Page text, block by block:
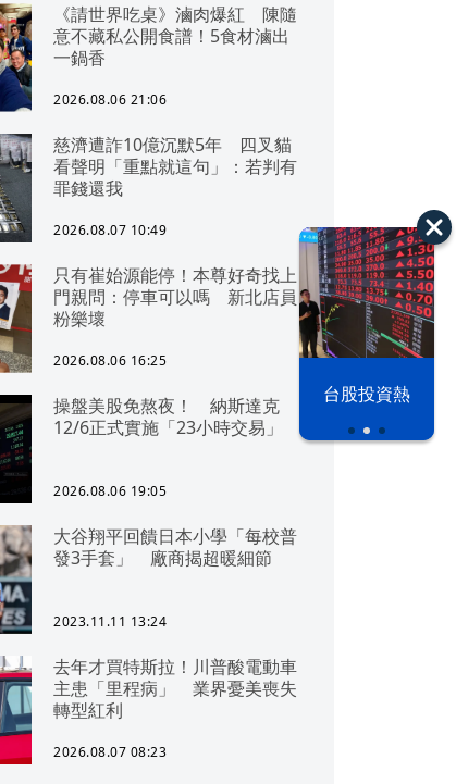
漢光42演習 台股投資熱
《請世界吃桌》滷肉爆紅 陳隨
意不藏私公開食譜！5食材滷出
一鍋香
2026.08.06 21:06
慈濟遭詐10億沉默5年 四叉貓
看聲明「重點就這句」：若判有
罪錢還我
2026.08.07 10:49
只有崔始源能停！本尊好奇找上
門親問：停車可以嗎 新北店員
粉樂壞
2026.08.06 16:25
操盤美股免熬夜！ 納斯達克
12/6正式實施「23小時交易」
2026.08.06 19:05
大谷翔平回饋日本小學「每校普
發3手套」 廠商揭超暖細節
2023.11.11 13:24
去年才買特斯拉！川普酸電動車
主患「里程病」 業界憂美喪失
轉型紅利
2026.08.07 08:23